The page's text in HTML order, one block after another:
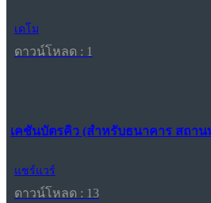
เดโม
ดาวน์โหลด : 1
เคชันบัตรคิว (สำหรับธนาคาร สถา
แชร์แวร์
ดาวน์โหลด : 13